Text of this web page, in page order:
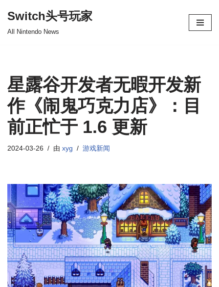
Switch头号玩家
All Nintendo News
星露谷开发者无暇开发新
作《闹鬼巧克力店》：目
前正忙于 1.6 更新
2024-03-26 由 xyg 游戏新闻